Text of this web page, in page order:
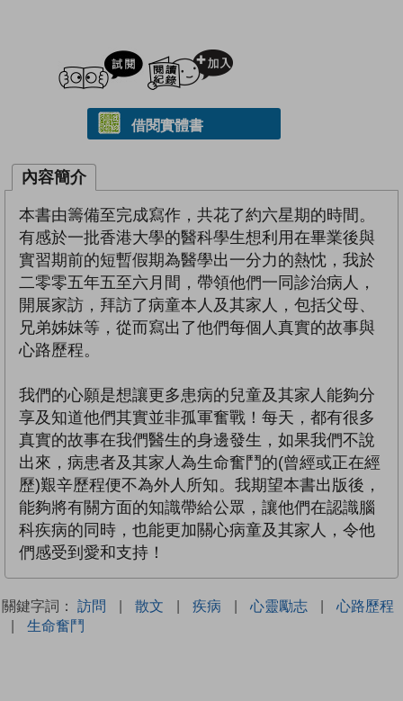
試閲
借閱實體書
內容簡介
本書由籌備至完成寫作，共花了約六星期的時間。
有感於一批香港大學的醫科學生想利用在畢業後與
實習期前的短暫假期為醫學出一分力的熱忱，我於
二零零五年五至六月間，帶領他們一同診治病人，
開展家訪，拜訪了病童本人及其家人，包括父母、
兄弟姊妹等，從而寫出了他們每個人真實的故事與
心路歷程。
我們的心願是想讓更多患病的兒童及其家人能夠分
享及知道他們其實並非孤軍奮戰！每天，都有很多
真實的故事在我們醫生的身邊發生，如果我們不說
出來，病患者及其家人為生命奮鬥的(曾經或正在經
歷)艱辛歷程便不為外人所知。我期望本書出版後，
能夠將有關方面的知識帶給公眾，讓他們在認識腦
科疾病的同時，也能更加關心病童及其家人，令他
們感受到愛和支持！
關鍵字詞： 訪問 | 散文 | 疾病 | 心靈勵志 |
心路歷程
|
生命奮鬥